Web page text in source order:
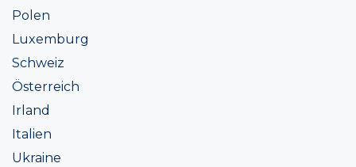
Polen
Luxemburg
Schweiz
Österreich
Irland
Italien
Ukraine